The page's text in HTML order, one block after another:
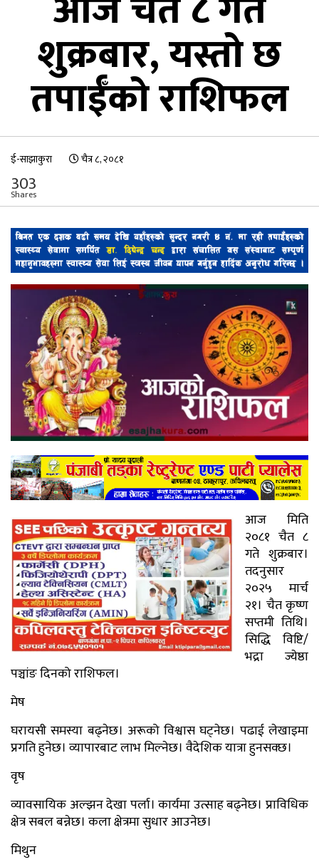
शुक्रबार, यस्तो छ
तपाईँको राशिफल
ई-साझाकुरा चैत्र ८, २०८१
303
Shares
आज मिति
२०८१ चैत ८
गते शुक्रबार।
तदनुसार
२०२५ मार्च
२१। चैत कृष्ण
सप्तमी तिथि।
सिद्धि विष्टि/
भद्रा ज्येष्ठा
पञ्चांङ दिनको राशिफल।
मेष
घरायसी समस्या बढ्नेछ। अरूको विश्वास घट्नेछ। पढाई लेखाइमा
प्रगति हुनेछ। व्यापारबाट लाभ मिल्नेछ। वैदेशिक यात्रा हुनसक्छ।
वृष
व्यावसायिक अल्झन देखा पर्ला। कार्यमा उत्साह बढ्नेछ। प्राविधिक
क्षेत्र सबल बन्नेछ। कला क्षेत्रमा सुधार आउनेछ।
मिथुन